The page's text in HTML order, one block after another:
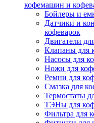
кофемашин и
Бойлеры и
Датчики и
кофеварок
Двигатели
Клапаны для
Насосы для
Ножи для
Ремни для
Смазка для
Термостаты
ТЭНы для
Фильтра для